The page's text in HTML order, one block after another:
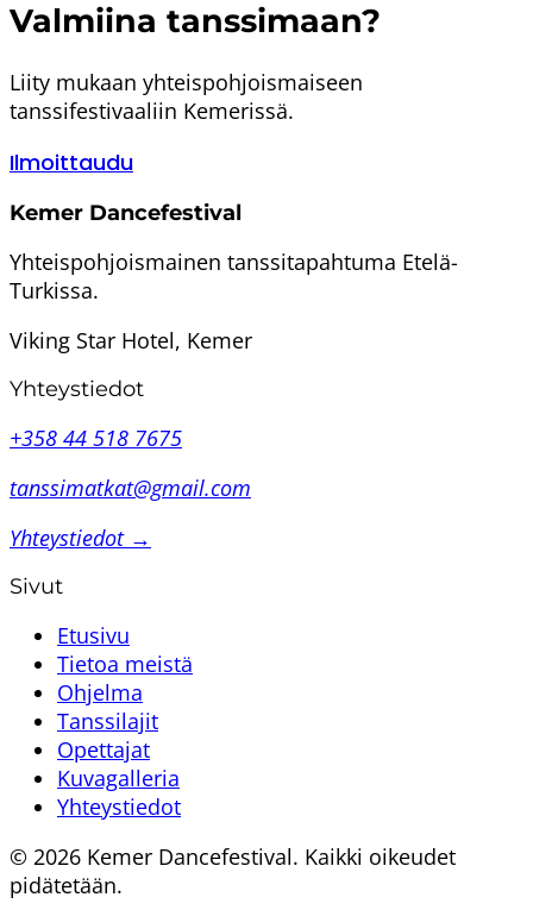
Valmiina tanssimaan?
Liity mukaan yhteispohjoismaiseen
tanssifestivaaliin Kemerissä.
Ilmoittaudu
Kemer Dancefestival
Yhteispohjoismainen tanssitapahtuma Etelä-
Turkissa.
Viking Star Hotel, Kemer
Yhteystiedot
+358 44 518 7675
tanssimatkat@gmail.com
Yhteystiedot →
Sivut
Etusivu
Tietoa meistä
Ohjelma
Tanssilajit
Opettajat
Kuvagalleria
Yhteystiedot
© 2026 Kemer Dancefestival. Kaikki oikeudet
pidätetään.